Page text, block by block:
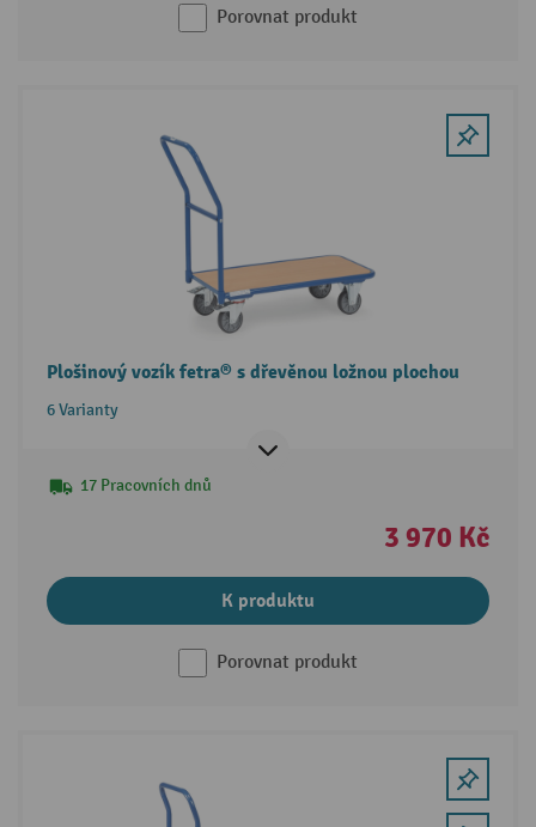
Porovnat produkt
Plošinový vozík fetra® s dřevěnou ložnou plochou
6 Varianty
17 Pracovních dnů
3 970 Kč
K produktu
Porovnat produkt